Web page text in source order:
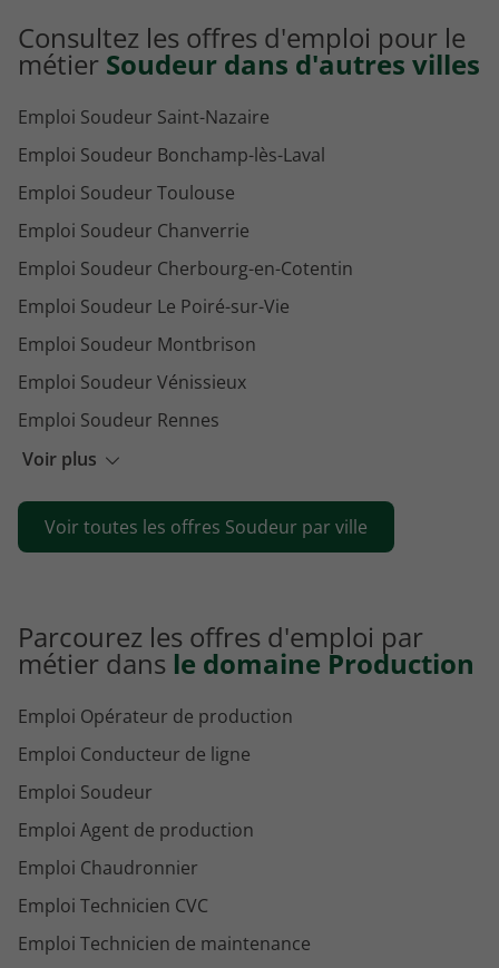
Emploi Opérateur de production Luçon
Consultez les offres d'emploi pour le
métier Soudeur dans d'autres villes
Voir plus
Emploi Soudeur Saint-Nazaire
Emploi Soudeur Bonchamp-lès-Laval
Emploi Soudeur Toulouse
Emploi Soudeur Chanverrie
Emploi Soudeur Cherbourg-en-Cotentin
Emploi Soudeur Le Poiré-sur-Vie
Emploi Soudeur Montbrison
Emploi Soudeur Vénissieux
Emploi Soudeur Rennes
Emploi Soudeur Le Havre
Emploi Soudeur Bogny-sur-Meuse
Emploi Soudeur Bressuire
Voir toutes les offres Soudeur par ville
Parcourez les offres d'emploi par
métier dans le domaine Production
Emploi Opérateur de production
Emploi Conducteur de ligne
Emploi Soudeur
Emploi Agent de production
Emploi Chaudronnier
Emploi Technicien CVC
Emploi Technicien de maintenance